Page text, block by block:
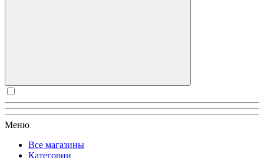
Меню
Все магазины
Категории